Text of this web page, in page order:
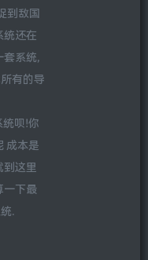
到敌国
统还在
套系统,
有的导
统呗!你
成本是
到这里
一下最
.